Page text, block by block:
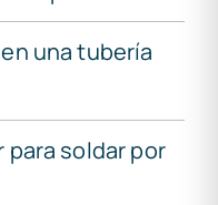
una tubería
para soldar por